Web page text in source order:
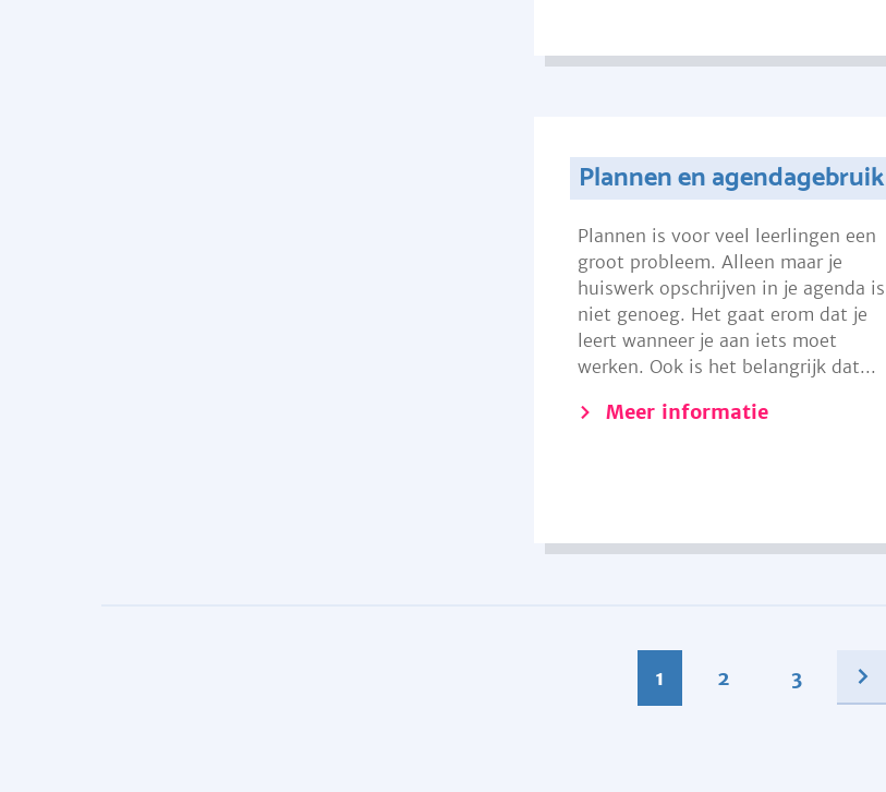
Plannen en agendagebruik
Plannen is voor veel leerlingen een
groot probleem. Alleen maar je
huiswerk opschrijven in je agenda is
niet genoeg. Het gaat erom dat je
leert wanneer je aan iets moet
werken. Ook is het belangrijk dat...
Meer informatie
1 2 3